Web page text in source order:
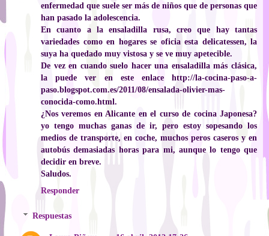
enfermedad que suele ser más de niños que de personas que
han pasado la adolescencia.
En cuanto a la ensaladilla rusa, creo que hay tantas
variedades como en hogares se oficia esta delicatessen, la
suya ha quedado muy vistosa y se ve muy apetecible.
De vez en cuando suelo hacer una ensaladilla más clásica,
la puede ver en este enlace http://la-cocina-paso-a-
paso.blogspot.com.es/2011/08/ensalada-olivier-mas-
conocida-como.html.
¿Nos veremos en Alicante en el curso de cocina Japonesa?
yo tengo muchas ganas de ir, pero estoy sopesando los
medios de transporte, en coche, muchos peros caseros y en
autobús demasiadas horas para mi, aunque lo tengo que
decidir en breve.
Saludos.
Responder
Respuestas